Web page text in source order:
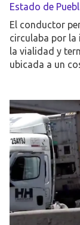
Estado de
El conductor
circulaba por la
la vialidad y
ubicada a un